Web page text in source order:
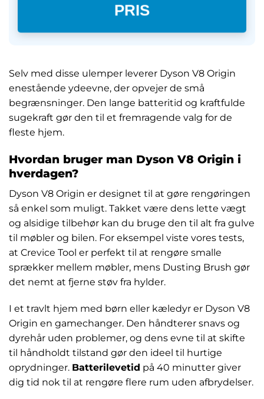
PRIS
Selv med disse ulemper leverer Dyson V8 Origin
enestående ydeevne, der opvejer de små
begrænsninger. Den lange batteritid og kraftfulde
sugekraft gør den til et fremragende valg for de
fleste hjem.
Hvordan bruger man Dyson V8 Origin i
hverdagen?
Dyson V8 Origin er designet til at gøre rengøringen
så enkel som muligt. Takket være dens lette vægt
og alsidige tilbehør kan du bruge den til alt fra gulve
til møbler og bilen. For eksempel viste vores tests,
at Crevice Tool er perfekt til at rengøre smalle
sprækker mellem møbler, mens Dusting Brush gør
det nemt at fjerne støv fra hylder.
I et travlt hjem med børn eller kæledyr er Dyson V8
Origin en gamechanger. Den håndterer snavs og
dyrehår uden problemer, og dens evne til at skifte
til håndholdt tilstand gør den ideel til hurtige
oprydninger. Batterilevetid på 40 minutter giver
dig tid nok til at rengøre flere rum uden afbrydelser.